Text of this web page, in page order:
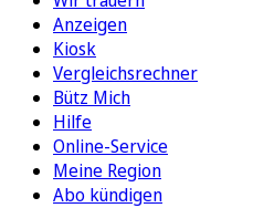
Anzeigen
Kiosk
Vergleichsrechner
Bütz Mich
Hilfe
Online-Service
Meine Region
Abo kündigen